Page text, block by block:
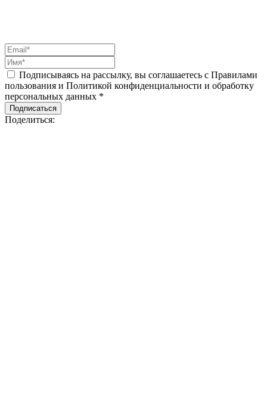
Подписываясь на рассылку, вы соглашаетесь с Правилами
пользования и Политикой конфиденциальности и обработку
персональных данных *
Подписаться
Поделиться: